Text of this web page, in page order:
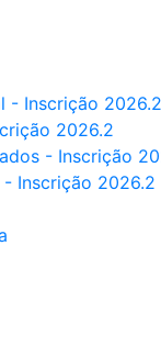
- Inscrição 2026.2
2026.2
- Inscrição
- Inscrição 2026.2